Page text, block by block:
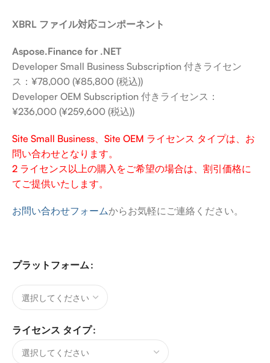
XBRL ファイル対応コンポーネント
Aspose.Finance for .NET
Developer Small Business Subscription 付きライセン
ス：¥78,000 (¥85,800 (税込))
Developer OEM Subscription 付きライセンス：
¥236,000 (¥259,600 (税込))
Site Small Business、Site OEM ライセンス タイプは、お
問い合わせとなります。
2 ライセンス以上の購入をご希望の場合は、割引価格に
てご提供いたします。
お問い合わせフォームからお気軽にご連絡ください。
プラットフォーム
ライセンス タイプ